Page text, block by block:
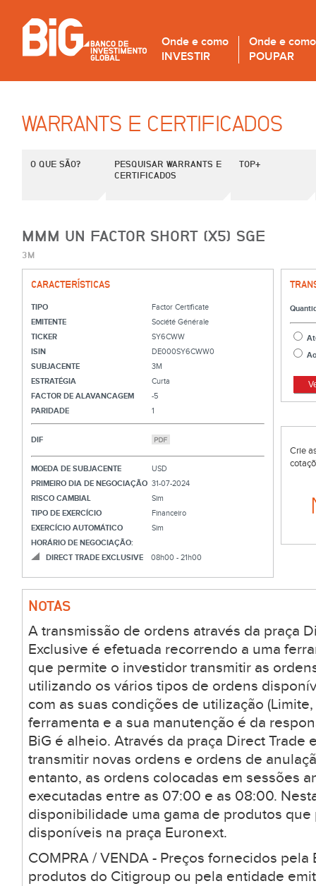
Onde e como
INVESTIR
Onde e como
POUPAR
WARRANTS E CERTIFICADOS
O QUE SÃO?
PESQUISAR WARRANTS E
CERTIFICADOS
TOP+
MMM UN FACTOR SHORT (X5) SGE
3M
CARACTERÍSTICAS
TIPO
Factor Certificate
EMITENTE
Société Générale
TICKER
SY6CWW
ISIN
DE000SY6CWW0
SUBJACENTE
3M
ESTRATÉGIA
Curta
FACTOR DE ALAVANCAGEM
-5
PARIDADE
1
DIF
MOEDA DE SUBJACENTE
USD
PRIMEIRO DIA DE NEGOCIAÇÃO 31-07-2024
RISCO CAMBIAL
Sim
TIPO DE EXERCÍCIO
Financeiro
EXERCÍCIO AUTOMÁTICO
Sim
HORÁRIO DE NEGOCIAÇÃO:
DIRECT TRADE EXCLUSIVE
08h00 - 21h00
Crie
NOTAS
A transmissão de ordens através da praça
Exclusive é efetuada recorrendo a uma
que permite o investidor transmitir as
utilizando os vários tipos de ordens
com as suas condições de utilização
ferramenta e a sua manutenção é da
BiG é alheio. Através da praça Direct Trade
transmitir novas ordens e ordens de
entanto, as ordens colocadas em sessões
executadas entre as 07:00 e as 08:00.
disponibilidade uma gama de produtos
disponíveis na praça Euronext.
COMPRA / VENDA - Preços fornecidos
produtos do Citigroup ou pela entidade